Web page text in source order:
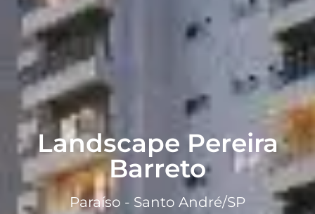
Landscape Pereira
Barreto
Paraíso - Santo André/SP